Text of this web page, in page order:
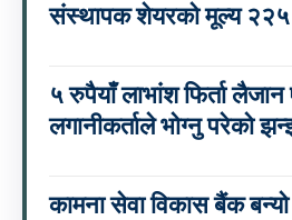
संस्थापक शेयरको मूल्य २२५
५ रुपैयाँ लाभांश फिर्ता
लगानीकर्ताले भोग्नु परेको
कामना सेवा विकास बैंक बन्यो